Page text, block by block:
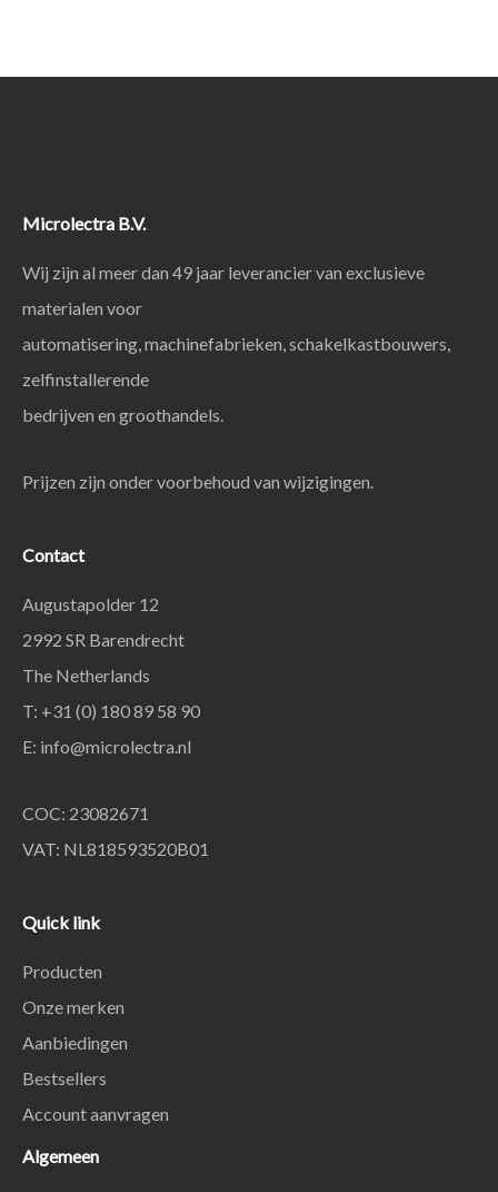
Microlectra B.V.
Wij zijn al meer dan 49 jaar leverancier van exclusieve
materialen voor
automatisering, machinefabrieken, schakelkastbouwers,
zelfinstallerende
bedrijven en groothandels.
Prijzen zijn onder voorbehoud van wijzigingen.
Contact
Augustapolder 12
2992 SR Barendrecht
The Netherlands
T: +31 (0) 180 89 58 90
E: info@microlectra.nl
COC: 23082671
VAT: NL818593520B01
Quick link
Producten
Onze merken
Aanbiedingen
Bestsellers
Account aanvragen
Algemeen